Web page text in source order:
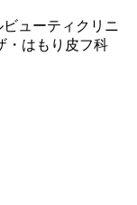
ューティクリニ
・はもり皮フ科